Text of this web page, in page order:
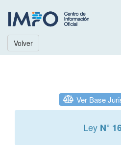
Volver
Ver Base
Ley N°